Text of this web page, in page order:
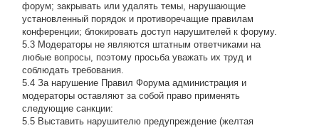
форум; закрывать или удалять темы, нарушающие
установленный порядок и противоречащие правилам
конференции; блокировать доступ нарушителей к форуму.
5.3 Модераторы не являются штатным ответчиками на
любые вопросы, поэтому просьба уважать их труд и
соблюдать требования.
5.4 За нарушение Правил Форума администрация и
модераторы оставляют за собой право применять
следующие санкции:
5.5 Выставить нарушителю предупреждение (желтая